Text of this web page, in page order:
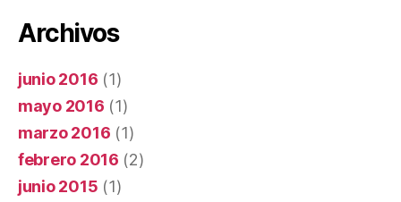
Archivos
junio 2016 (1)
mayo 2016 (1)
marzo 2016 (1)
febrero 2016 (2)
junio 2015 (1)